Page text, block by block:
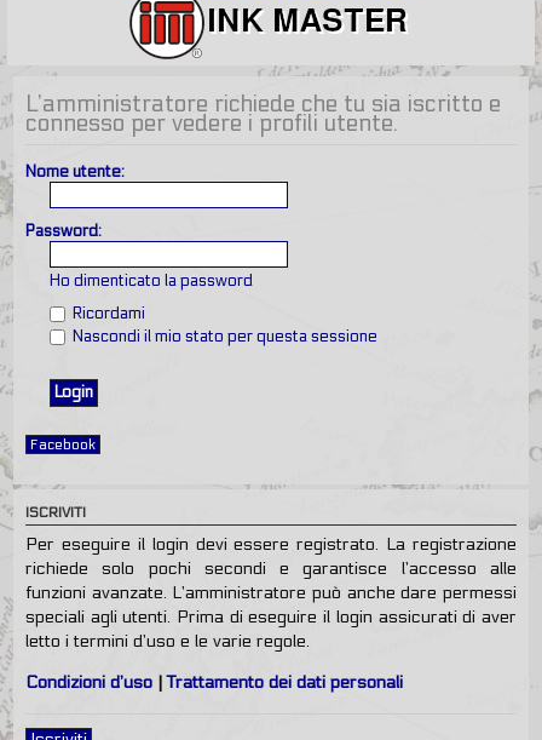
L’amministratore richiede che tu sia iscritto e
connesso per vedere i profili utente.
Nome utente:
Password:
Ho dimenticato la password
Ricordami
Nascondi il mio stato per questa sessione
Facebook
ISCRIVITI
Per eseguire il login devi essere registrato. La registrazione
richiede solo pochi secondi e garantisce l’accesso alle
funzioni avanzate. L’amministratore può anche dare permessi
speciali agli utenti. Prima di eseguire il login assicurati di aver
letto i termini d’uso e le varie regole.
Condizioni d’uso |Trattamento dei dati personali